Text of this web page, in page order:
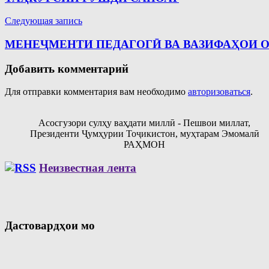
записям
Следующая запись
МЕНЕҶМЕНТИ ПЕДАГОГӢ ВА ВАЗИФАҲОИ
Добавить комментарий
Для отправки комментария вам необходимо авторизоваться.
Асосгузори сулҳу ваҳдати миллӣ - Пешвои миллат,
Президенти Ҷумҳурии Тоҷикистон, муҳтарам Эмомалӣ
РАҲМОН
Неизвестная лента
Дастовардҳои мо